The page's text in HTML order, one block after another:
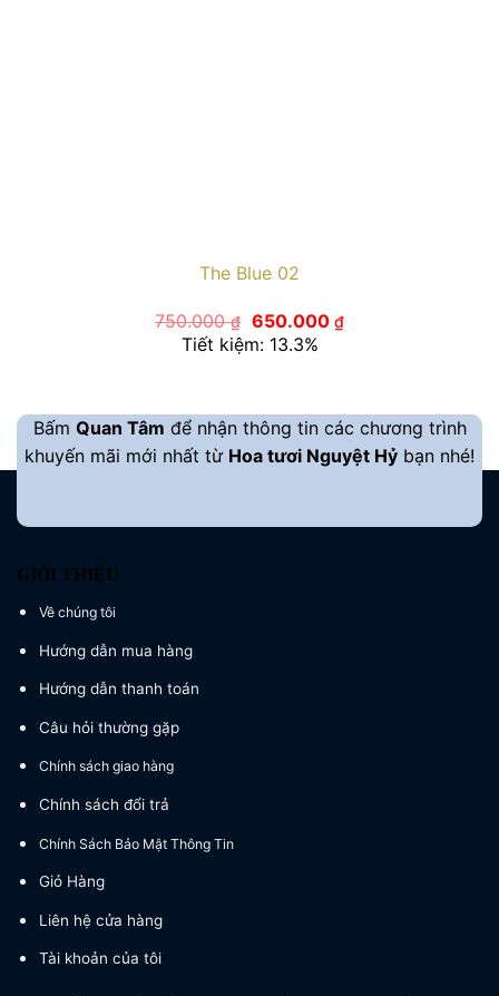
The Blue 02
750.000₫ Giá
gốc
là:
650.000 ₫Giá
hiện
Tiết kiệm: 13.3%
Bấm Quan Tâm để nhận thông tin các chương trình
khuyến mãi mới nhất từ Hoa tươi Nguyệt Hỷ bạn nhé!
GIỚI THIỆU
Về chúng tôi
Hướng dẫn mua hàng
Hướng dẫn thanh toán
Câu hỏi thường gặp
Chính sách giao hàng
Chính sách đổi trả
Chính Sách Bảo Mật Thông Tin
Giỏ Hàng
Liên hệ cửa hàng
Tài khoản của tôi